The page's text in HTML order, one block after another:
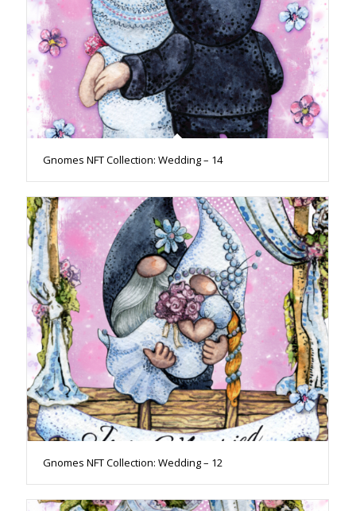
Gnomes NFT Collection: Wedding – 14
Gnomes NFT Collection: Wedding – 12